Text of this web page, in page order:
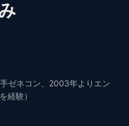
ゼネコン、2003年よりエン
経験）